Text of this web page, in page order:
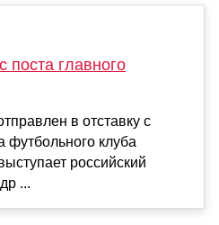
поста главного
в отставку с
футбольного клуба
российский
...